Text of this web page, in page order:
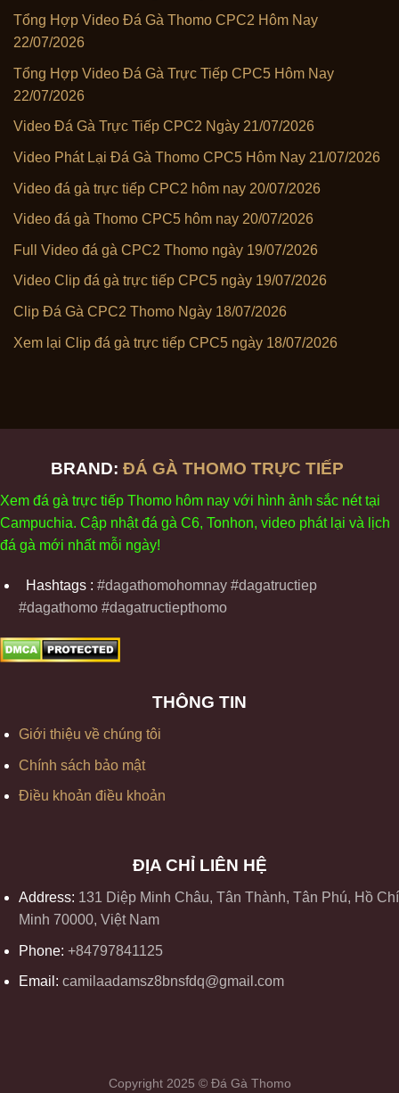
Tổng Hợp Video Đá Gà Thomo CPC2 Hôm Nay
22/07/2026
Tổng Hợp Video Đá Gà Trực Tiếp CPC5 Hôm Nay
22/07/2026
Video Đá Gà Trực Tiếp CPC2 Ngày 21/07/2026
Video Phát Lại Đá Gà Thomo CPC5 Hôm Nay 21/07/2026
Video đá gà trực tiếp CPC2 hôm nay 20/07/2026
Video đá gà Thomo CPC5 hôm nay 20/07/2026
Full Video đá gà CPC2 Thomo ngày 19/07/2026
Video Clip đá gà trực tiếp CPC5 ngày 19/07/2026
Clip Đá Gà CPC2 Thomo Ngày 18/07/2026
Xem lại Clip đá gà trực tiếp CPC5 ngày 18/07/2026
BRAND: ĐÁ GÀ THOMO TRỰC TIẾP
Xem đá gà trực tiếp Thomo hôm nay với hình ảnh sắc néttại
Campuchia. Cập nhậtđá gà C6, Tonhon, video phátl ại và ịch
đá gà mới nhất mỗi ngày!
Hashtags : #dagathomohomnay #dagatructiep
#dagathomo #dagatructiepthomo
THÔNG TIN
Giới thiệu về chúng tôi
Chính sách bảo mật
Điều khoản điều khoản
ĐỊA CHỈ LIÊN HỆ
Address: 131 Diệp Minh Châu, Tân Thành, Tân Phú, Hồ Chí
Minh 70000, Việt Nam
Phone: +84797841125
Email: camilaadamsz8bnsfdq@gmail.com
Copyright 2025 © Đá Gà Thomo